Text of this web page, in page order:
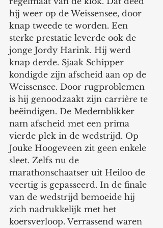
hij weer op de Weissensee, door
knap tweede te worden. Een
sterke prestatie leverde ook de
jonge Jordy Harink. Hij werd
knap derde. Sjaak Schipper
kondigde zijn afscheid aan op de
Weissensee. Door rugproblemen
is hij genoodzaakt zijn carrière te
beëindigen. De Medemblikker
nam afscheid met een prima
vierde plek in de wedstrijd. Op
Jouke Hoogeveen zit geen enkele
sleet. Zelfs nu de
marathonschaatser uit Heiloo de
veertig is gepasseerd. In de finale
van de wedstrijd bemoeide hij
zich nadrukkelijk met het
koersverloop. Verrassend waren